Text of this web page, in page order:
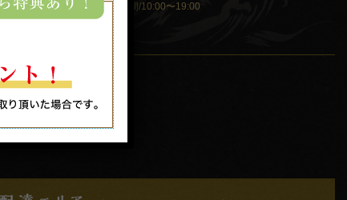
受付時間/9:00〜19:00 配送時間/10:00〜19:00
！